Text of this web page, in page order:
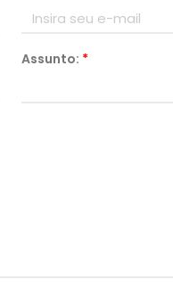
Assunto: *